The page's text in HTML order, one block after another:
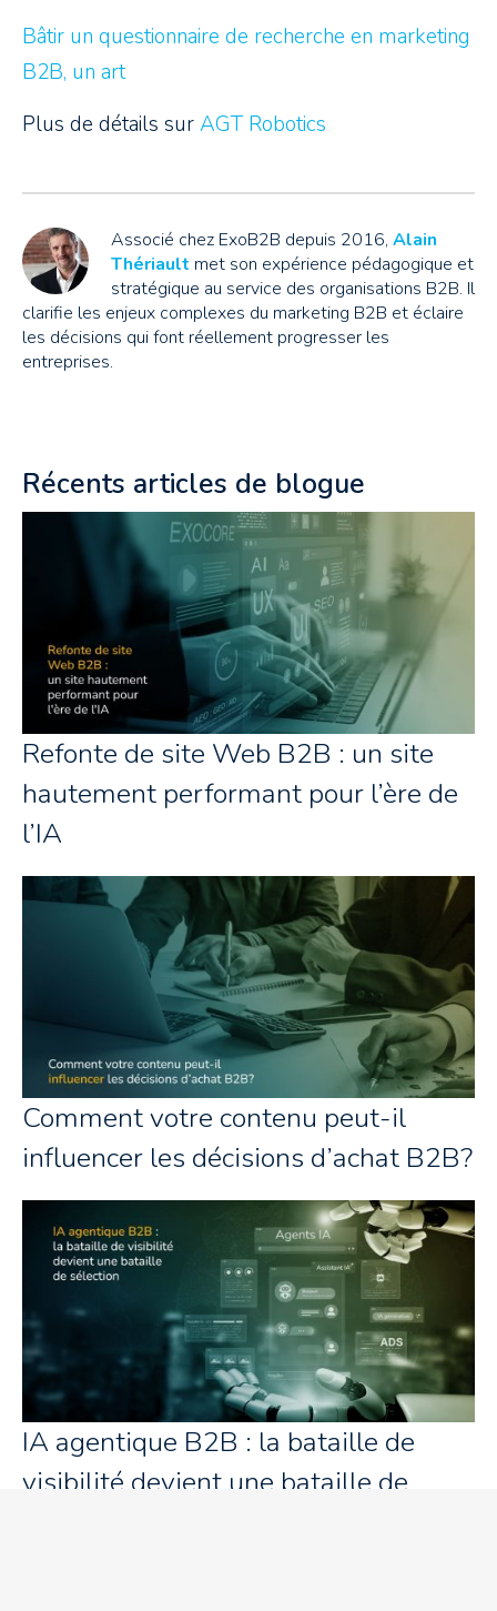
Bâtir un questionnaire de recherche en marketing
B2B, un art
Plus de détails surAGT Robotics
Associé chez ExoB2B depuis 2016, Alain
Thériault met son expérience pédagogique et
stratégique au service des organisations B2B. Il
clarifie les enjeux complexes du marketing B2B et éclaire
les décisions qui font réellement progresser les
entreprises.
Récents articles de blogue
Refonte de site Web B2B : un site
hautement performant pour l’ère de
l’IA
Comment votre contenu peut-il
influencer les décisions d’achat B2B?
IA agentique B2B : la bataille de
visibilité devient une bataille de